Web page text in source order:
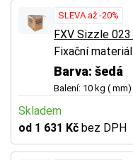
SLEVA až -20%
FXV Sizzle
Fixační
Barva: šedá
Balení: 10 kg ( mm)
Skladem
od 1 631 Kč bez DPH